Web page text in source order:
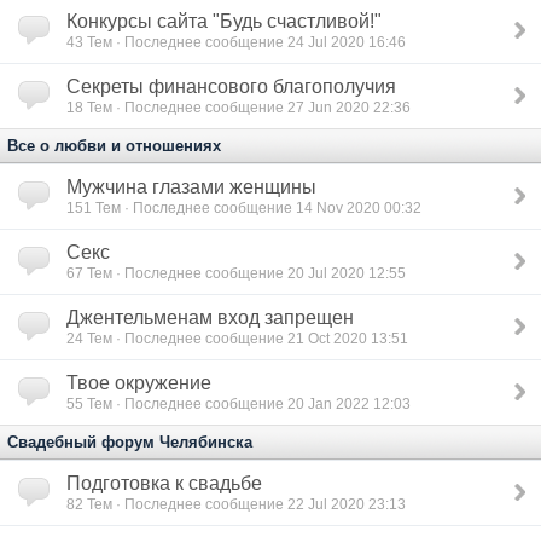
Конкурсы сайта "Будь счастливой!"
43 Тем · Последнее сообщение 24 Jul 2020 16:46
Секреты финансового благополучия
18 Тем · Последнее сообщение 27 Jun 2020 22:36
Все о любви и отношениях
Мужчина глазами женщины
151 Тем · Последнее сообщение 14 Nov 2020 00:32
Секс
67 Тем · Последнее сообщение 20 Jul 2020 12:55
Джентельменам вход запрещен
24 Тем · Последнее сообщение 21 Oct 2020 13:51
Твое окружение
55 Тем · Последнее сообщение 20 Jan 2022 12:03
Свадебный форум Челябинска
Подготовка к свадьбе
82 Тем · Последнее сообщение 22 Jul 2020 23:13